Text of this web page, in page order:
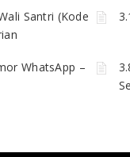
Santri (Kode
WhatsApp –